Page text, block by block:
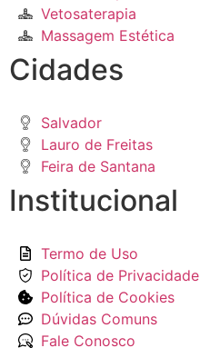
Vetosaterapia
Massagem Estética
Cidades
Salvador
Lauro de Freitas
Feira de Santana
Institucional
Termo de Uso
Política de Privacidade
Política de Cookies
Dúvidas Comuns
Fale Conosco